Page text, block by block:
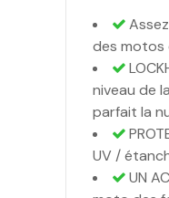
des motos
niveau de
parfait la
UV /
UN